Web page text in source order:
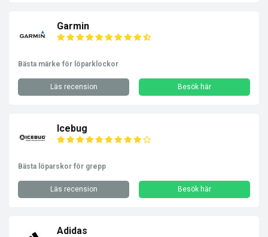
Garmin
Bästa märke för löparklockor
Läs recension Besök här
Icebug
Bästa löparskor för grepp
Läs recension Besök här
Adidas